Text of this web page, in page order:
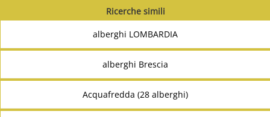
Ricerche simili
alberghi LOMBARDIA
alberghi Brescia
Acquafredda (28 alberghi)